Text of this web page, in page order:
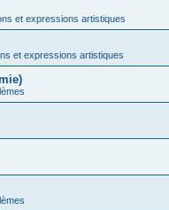
et expressions artistiques
et expressions artistiques